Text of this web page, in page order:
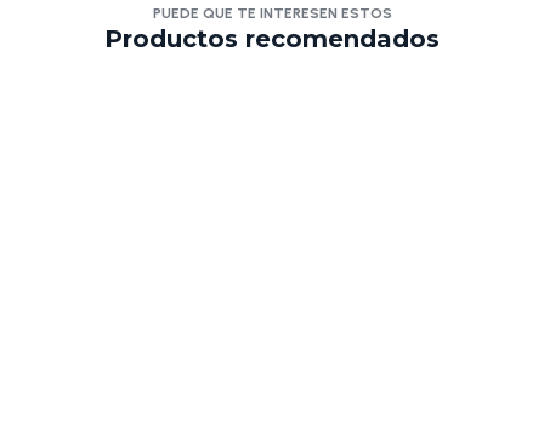
PUEDE QUE TE INTERESEN ESTOS
Productos recomendados